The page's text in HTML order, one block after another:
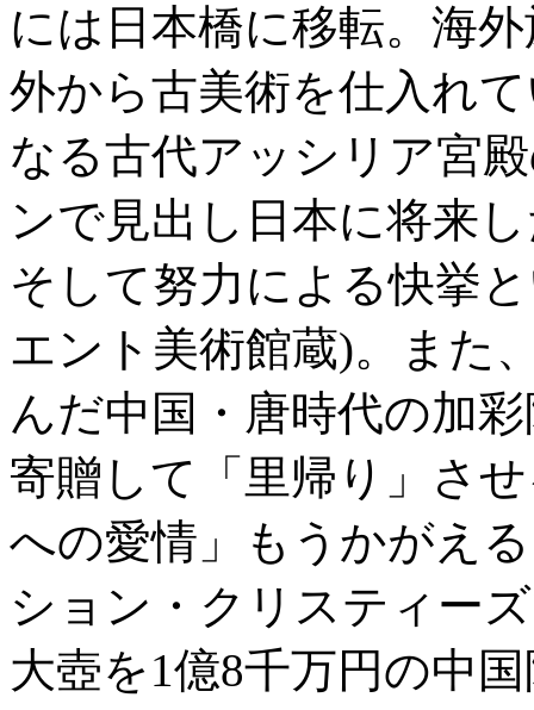
には日本橋に移転。海
外から古美術を仕入れ
なる古代アッシリア宮
ンで見出し日本に将来
そして努力による快挙
エント美術館蔵)。また
んだ中国・唐時代の加
寄贈して「里帰り」さ
への愛情」もうかがえ
ション・クリスティー
大壺を1億8千万円の中